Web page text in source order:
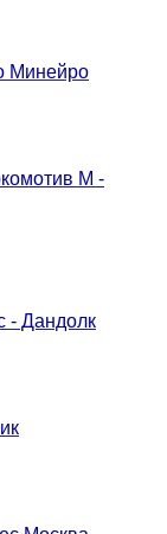
Минейро
М -
- Дандолк